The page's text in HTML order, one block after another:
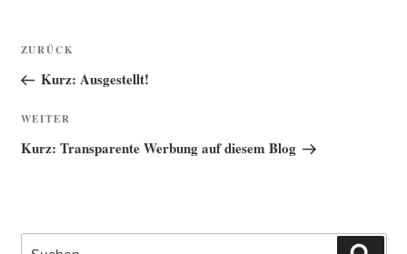
Beitragsnavigation
Vorheriger
Beitrag
ZURÜCK
Kurz: Ausgestellt!
Nächster
Beitrag
WEITER
Kurz: Transparente Werbung auf diesem Blog